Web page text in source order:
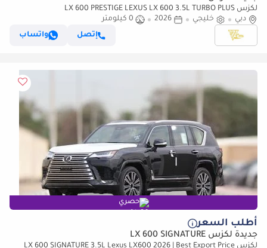
لكزس LX 600 PRESTIGE LEXUS LX 600 3.5L TURBO PLUS
دبي
خليجي 2026
0 كيلومتر
إتصل
واتساب
حصري
أطلب السعر
جديدة لكزس LX 600 SIGNATURE
لكزس LX 600 SIGNATURE 3.5L Lexus LX600 2026 | Best Export Price